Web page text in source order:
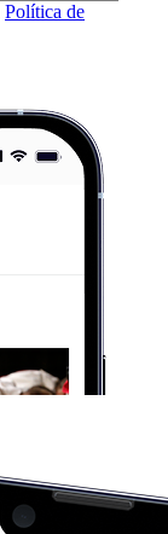
Política de